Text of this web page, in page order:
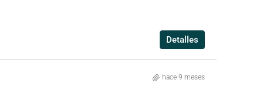
Detalles
hace 9 meses